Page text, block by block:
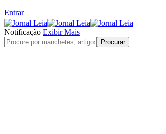
Entrar
Notificação Exibir Mais